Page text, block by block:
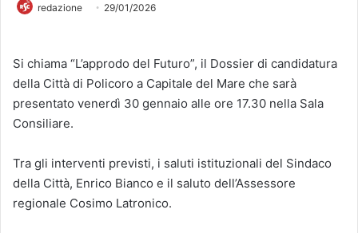
redazione 29/01/2026
Si chiama “L’approdo del Futuro”, il Dossier di candidatura
della Città di Policoro a Capitale del Mare che sarà
presentato venerdì 30 gennaio alle ore 17.30 nella Sala
Consiliare.
Tra gli interventi previsti, i saluti istituzionali del Sindaco
della Città, Enrico Bianco e il saluto dell’Assessore
regionale Cosimo Latronico.